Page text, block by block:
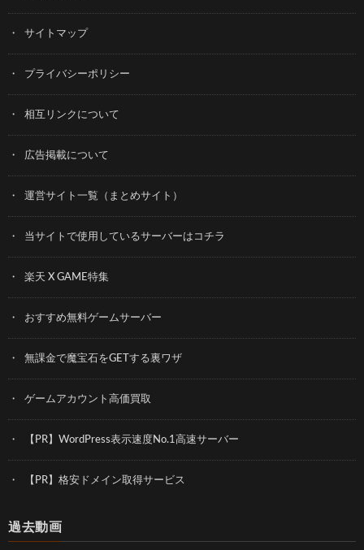
サイトマップ
プライバシーポリシー
相互リンクについて
広告掲載について
運営サイト一覧（まとめサイト）
当サイトで使用しているサーバーはコチラ
楽天 X GAME特集
おすすめ無料ゲームサーバー
無課金で魔宝石をGETする裏ワザ
ゲームアカウント高価買取
【PR】WordPress表示速度No.1高速サーバー
【PR】格安ドメイン取得サービス
過去動画